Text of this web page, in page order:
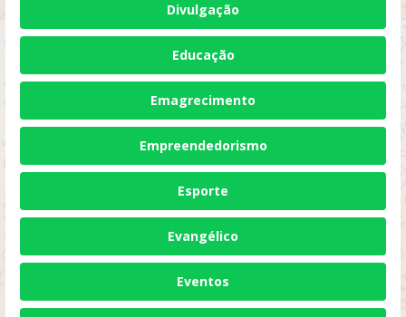
Divulgação
Educação
Emagrecimento
Empreendedorismo
Esporte
Evangélico
Eventos